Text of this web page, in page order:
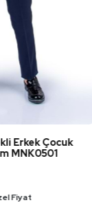
Erkek Çocuk
MNK0501
Fiyat